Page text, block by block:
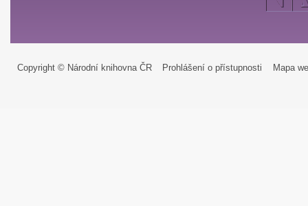
Copyright © Národní knihovna ČR Prohlášení o přístupnosti Mapa